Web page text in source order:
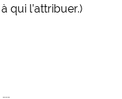
qui l’attribuer.)